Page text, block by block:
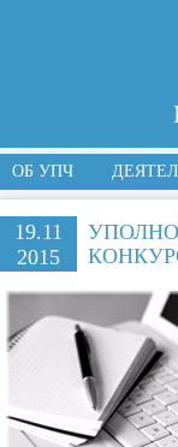
ОБ УПЧ
19.11
2015